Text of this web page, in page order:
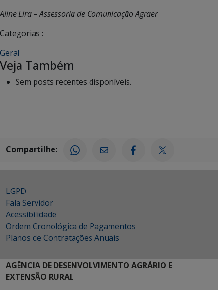
Aline Lira – Assessoria de Comunicação Agraer
Categorias :
Geral
Veja Também
Sem posts recentes disponíveis.
Compartilhe:
LGPD
Fala Servidor
Acessibilidade
Ordem Cronológica de Pagamentos
Planos de Contratações Anuais
AGÊNCIA DE DESENVOLVIMENTO AGRÁRIO E
EXTENSÃO RURAL